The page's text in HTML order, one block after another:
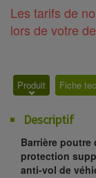
Les tarifs de
lors de votre
Produit Fiche
Descriptif
Barrière poutre
protection
anti-vol de